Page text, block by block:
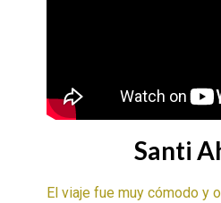
Santi
El viaje fue muy cómodo y